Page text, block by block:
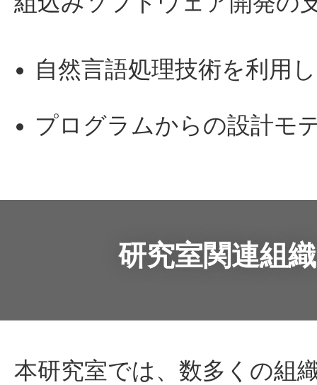
自然言語処理技術を利用
プログラムからの設計モ
研究室関連組
本研究室では、数多くの組